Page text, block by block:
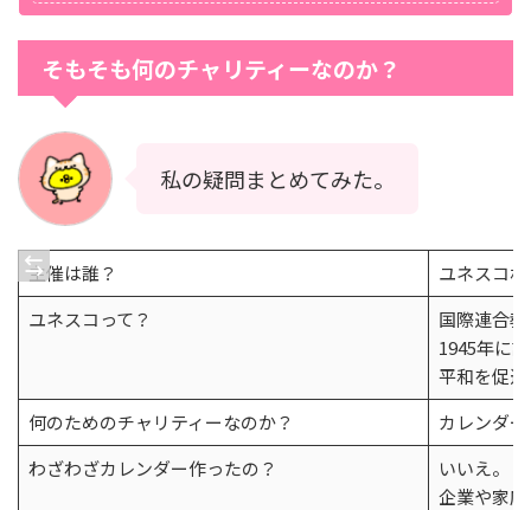
そもそも何のチャリティーなのか？
私の疑問まとめてみた。
主催は誰？
ユネスコ
ユネスコって？
国際連合
1945年に
平和を促
何のためのチャリティーなのか？
カレンダ
わざわざカレンダー作ったの？
いいえ。
企業や家